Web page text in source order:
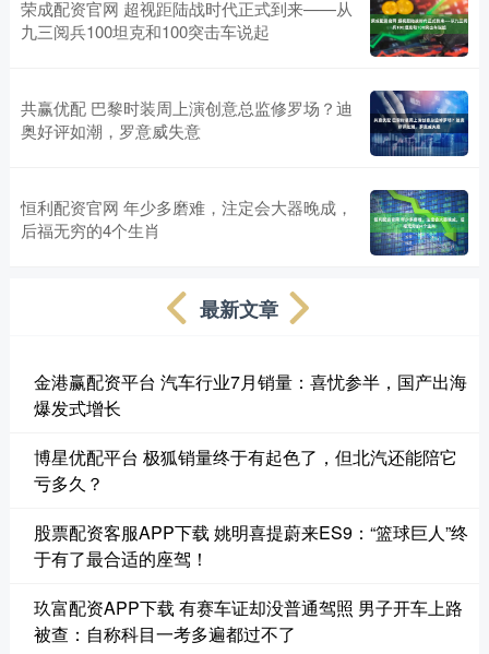
荣成配资官网 超视距陆战时代正式到来——从
九三阅兵100坦克和100突击车说起
共赢优配 巴黎时装周上演创意总监修罗场？迪
奥好评如潮，罗意威失意
恒利配资官网 年少多磨难，注定会大器晚成，
后福无穷的4个生肖
最新文章
金港赢配资平台 汽车行业7月销量：喜忧参半，国产出海
爆发式增长
博星优配平台 极狐销量终于有起色了，但北汽还能陪它
亏多久？
股票配资客服APP下载 姚明喜提蔚来ES9：“篮球巨人”终
于有了最合适的座驾！
玖富配资APP下载 有赛车证却没普通驾照 男子开车上路
被查：自称科目一考多遍都过不了